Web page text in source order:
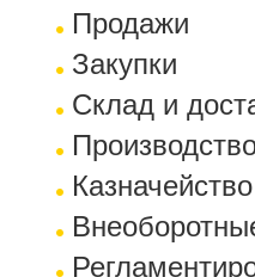
Продажи
Закупки
Склад и
Казначейство